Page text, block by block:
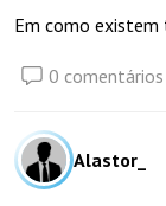
Em como
0 comentários
Alastor_